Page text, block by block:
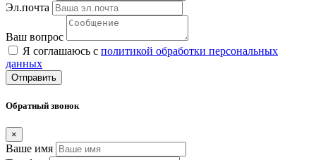
Эл.почта
Ваш вопрос
Я соглашаюсь с политикой обработки персональных
данных
Отправить
Обратный звонок
×
Ваше имя